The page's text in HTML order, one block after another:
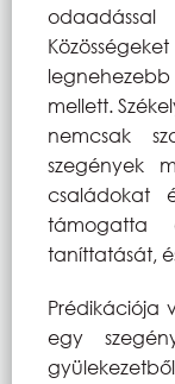
legnehezebb
mellett.
nemcsak
szegények
családokat
támogatta
taníttatását,
Prédikációja
egy